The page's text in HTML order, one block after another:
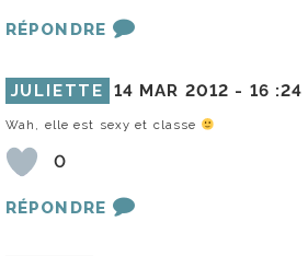
RÉPONDRE
JULIETTE 14 MAR 2012 - 16 :24
Wah, elle est sexy et classe
0
RÉPONDRE